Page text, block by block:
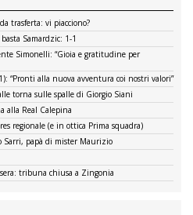
trasferta: vi piacciono?
Samardzic: 1-1
Simonelli: “Gioia e gratitudine per
“Pronti alla nuova avventura coi nostri valori”
torna sulle spalle di Giorgio Siani
alla Real Calepina
regionale (e in ottica Prima squadra)
Sarri, papà di mister Maurizio
tribuna chiusa a Zingonia